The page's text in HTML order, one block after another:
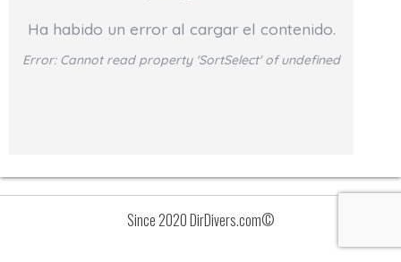
Ha habido un error al cargar el contenido.
Error: Cannot read property 'SortSelect' of undefined
Since 2020 DirDivers.com©